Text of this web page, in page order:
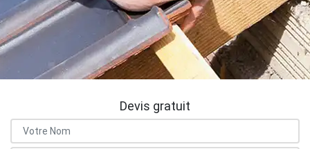
Devis gratuit